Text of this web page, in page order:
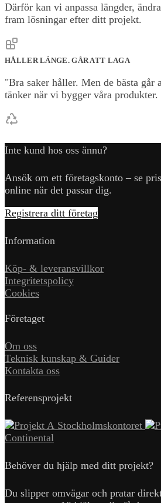
Därför kan vi anpassa längder,
fram lösningar efter ditt projekt.
HÅLLER LÄNGE. GÅR ATT LAGA
"Bra saker håller. Men de bästa går
tänker när vi bygger våra produkter.
Inte kund hos oss ännu?
Ansök om ett företagskonto – se
online när det passar dig.
Registrera ditt företag
Information
Köp- & leveransvillkor
Integritetspolicy
Cookies
Företaget
Om oss
Teknisk kunskap & Guider
Kontakta oss
Referensprojekt
Stockholmskontoret
Continental
Behöver du hjälp med ditt projekt?
Du slipper omvägar och pratar